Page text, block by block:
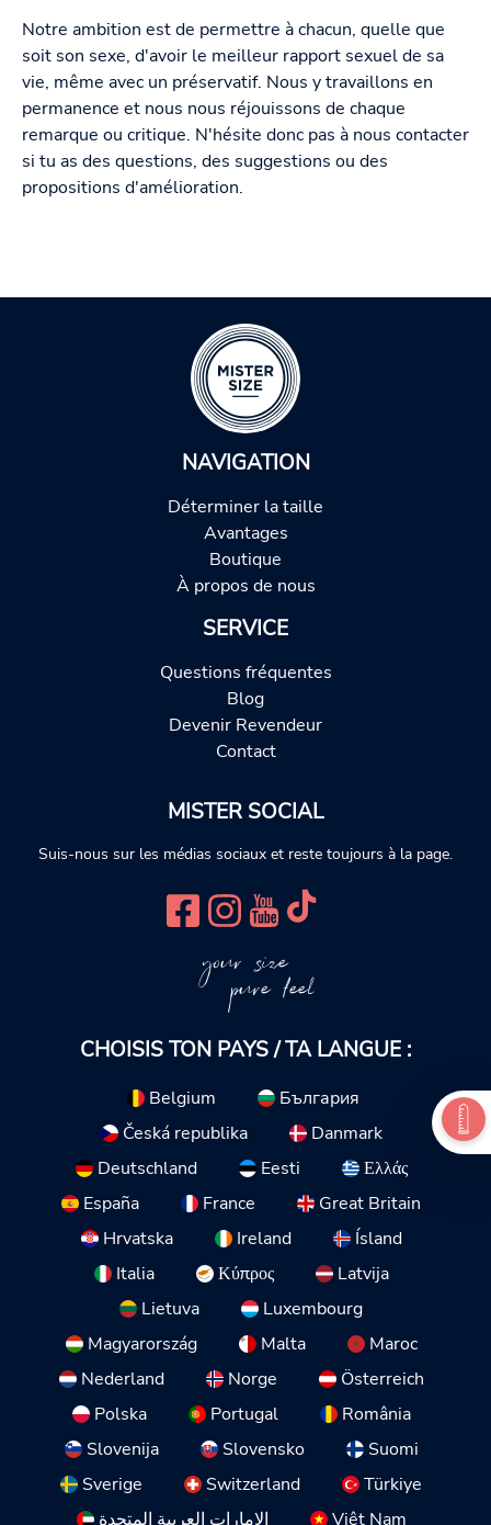
Notre ambition est de permettre à chacun, quelle que
soit son sexe, d'avoir le meilleur rapport sexuel de sa
vie, même avec un préservatif. Nous y travaillons en
permanence et nous nous réjouissons de chaque
remarque ou critique. N'hésite donc pas à nous contacter
si tu as des questions, des suggestions ou des
propositions d'amélioration.
NAVIGATION
Déterminer la taille
Avantages
Boutique
À propos de nous
SERVICE
Questions fréquentes
Blog
Devenir Revendeur
Contact
MISTER SOCIAL
Suis-nous sur les médias sociaux et reste toujours à la page.
your size
pure feel
CHOISIS TON PAYS / TA LANGUE :
Belgium
България
Česká republika
Danmark
Deutschland
Eesti
Ελλάς
España
France
Great Britain
Hrvatska
Ireland
Ísland
Italia
Κύπρος
Latvija
Lietuva
Luxembourg
Magyarország
Malta
Maroc
Nederland
Norge
Österreich
Polska
Portugal
România
Slovenija
Slovensko
Suomi
Sverige
Switzerland
Türkiye
الإمارات العربية المتحدة
Việt Nam